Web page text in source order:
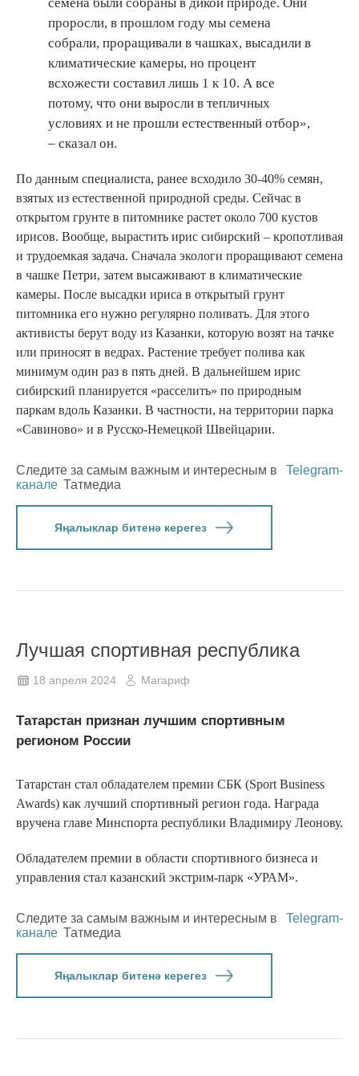
проросли, в прошлом году мы семена
собрали, проращивали в чашках, высадили в
климатические камеры, но процент
всхожести составил лишь 1 к 10. А все
потому, что они выросли в тепличных
условиях и не прошли естественный отбор»,
– сказал он.
По данным специалиста, ранее всходило 30-40% семян,
взятых из естественной природной среды. Сейчас в
открытом грунте в питомнике растет около 700 кустов
ирисов. Вообще, вырастить ирис сибирский – кропотливая
и трудоемкая задача. Сначала экологи проращивают семена
в чашке Петри, затем высаживают в климатические
камеры. После высадки ириса в открытый грунт
питомника его нужно регулярно поливать. Для этого
активисты берут воду из Казанки, которую возят на тачке
или приносят в ведрах. Растение требует полива как
минимум один раз в пять дней. В дальнейшем ирис
сибирский планируется «расселить» по природным
паркам вдоль Казанки. В частности, на территории парка
«Савиново» и в Русско-Немецкой Швейцарии.
Следите за самым важным и интересным в
Telegram-
канале Татмедиа
Яңалыклар битенә керегез
Лучшая спортивная республика
18 апреля 2024 Магариф
Татарстан признан лучшим спортивным
регионом России
Татарстан стал обладателем премии СБК (Sport Business
Awards) как лучший спортивный регион года. Награда
вручена главе Минспорта республики Владимиру Леонову.
Обладателем премии в области спортивного бизнеса и
управления стал казанский экстрим-парк «УРАМ».
Следите за самым важным и интересным в
Telegram-
канале Татмедиа
Яңалыклар битенә керегез